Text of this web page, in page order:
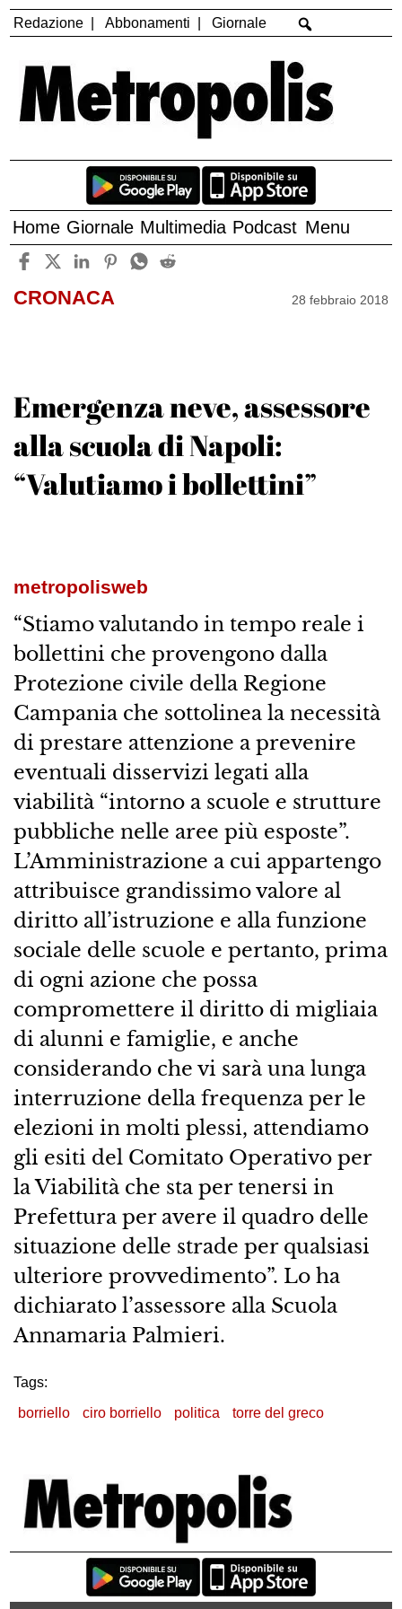
Redazione Abbonamenti Giornale
Home Giornale Multimedia Podcast Menu
CRONACA 28 febbraio 2018
Emergenza neve, assessore
alla scuola di Napoli:
“Valutiamo i bollettini”
metropolisweb
“Stiamo valutando in tempo reale i
bollettini che provengono dalla
Protezione civile della Regione
Campania che sottolinea la necessità
di prestare attenzione a prevenire
eventuali disservizi legati alla
viabilità “intorno a scuole e strutture
pubbliche nelle aree più esposte”.
L’Amministrazione a cui appartengo
attribuisce grandissimo valore al
diritto all’istruzione e alla funzione
sociale delle scuole e pertanto, prima
di ogni azione che possa
compromettere il diritto di migliaia
di alunni e famiglie, e anche
considerando che vi sarà una lunga
interruzione della frequenza per le
elezioni in molti plessi, attendiamo
gli esiti del Comitato Operativo per
la Viabilità che sta per tenersi in
Prefettura per avere il quadro delle
situazione delle strade per qualsiasi
ulteriore provvedimento”. Lo ha
dichiarato l’assessore alla Scuola
Annamaria Palmieri.
Tags:
borriello
ciro borriello politica torre del greco